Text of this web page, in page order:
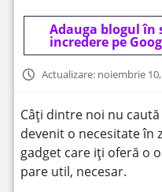
i
Adauga blogul în
incredere pe
Actualizare: noiembrie
Câți dintre noi nu
devenit o necesitate în
gadget care iți oferă o
pare util, necesar.